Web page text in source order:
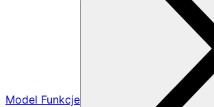
Model Funkcje